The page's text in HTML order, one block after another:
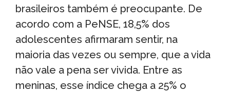
brasileiros também é preocupante. De
acordo com a PeNSE, 18,5% dos
adolescentes afirmaram sentir, na
maioria das vezes ou sempre, que a vida
não vale a pena ser vivida. Entre as
meninas, esse índice chega a 25% o